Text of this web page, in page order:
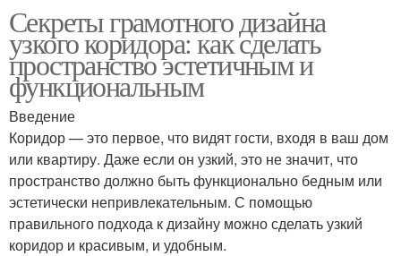
Секреты грамотного дизайна
узкого коридора: как сделать
пространство эстетичным и
функциональным
Введение
Коридор — это первое, что видят гости, входя в ваш дом
или квартиру. Даже если он узкий, это не значит, что
пространство должно быть функционально бедным или
эстетически непривлекательным. С помощью
правильного подхода к дизайну можно сделать узкий
коридор и красивым, и удобным.